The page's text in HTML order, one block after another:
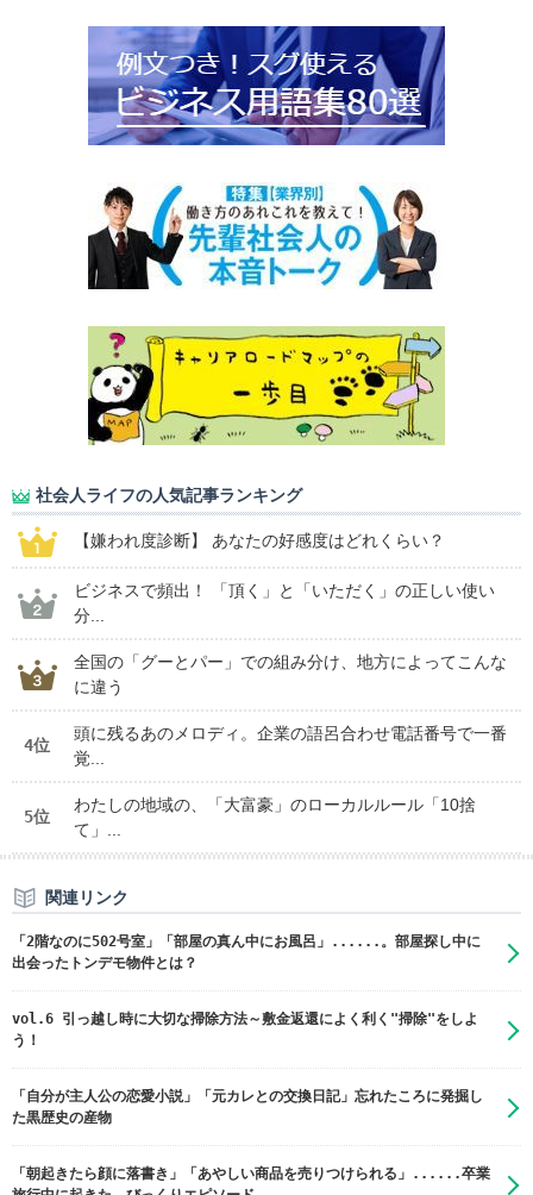
社会人ライフの人気記事ランキング
【嫌われ度診断】 あなたの好感度はどれくらい？
ビジネスで頻出！ 「頂く」と「いただく」の正しい使い
分...
全国の「グーとパー」での組み分け、地方によってこんな
に違う
4位
頭に残るあのメロディ。企業の語呂合わせ電話番号で一番
覚...
5位
わたしの地域の、「大富豪」のローカルルール「10捨
て」...
関連リンク
「2階なのに502号室」「部屋の真ん中にお風呂」......。部屋探し中に
出会ったトンデモ物件とは？
vol.6 引っ越し時に大切な掃除方法～敷金返還によく利く"掃除"をしよ
う！
「自分が主人公の恋愛小説」「元カレとの交換日記」忘れたころに発掘し
た黒歴史の産物
「朝起きたら顔に落書き」「あやしい商品を売りつけられる」......卒業